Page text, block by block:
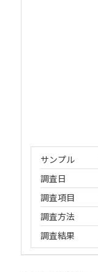
サンプル
調査日
調査項目
調査方法
調査結果